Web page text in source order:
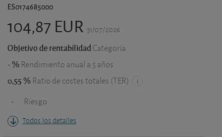
ES0174685000
104,87 EUR 31/07/2026
Objetivo de rentabilidadCategoría
- % Rendimiento anual a 5 años
0,55 % Ratio de costes totales (TER)
- Riesgo
Todos los detalles